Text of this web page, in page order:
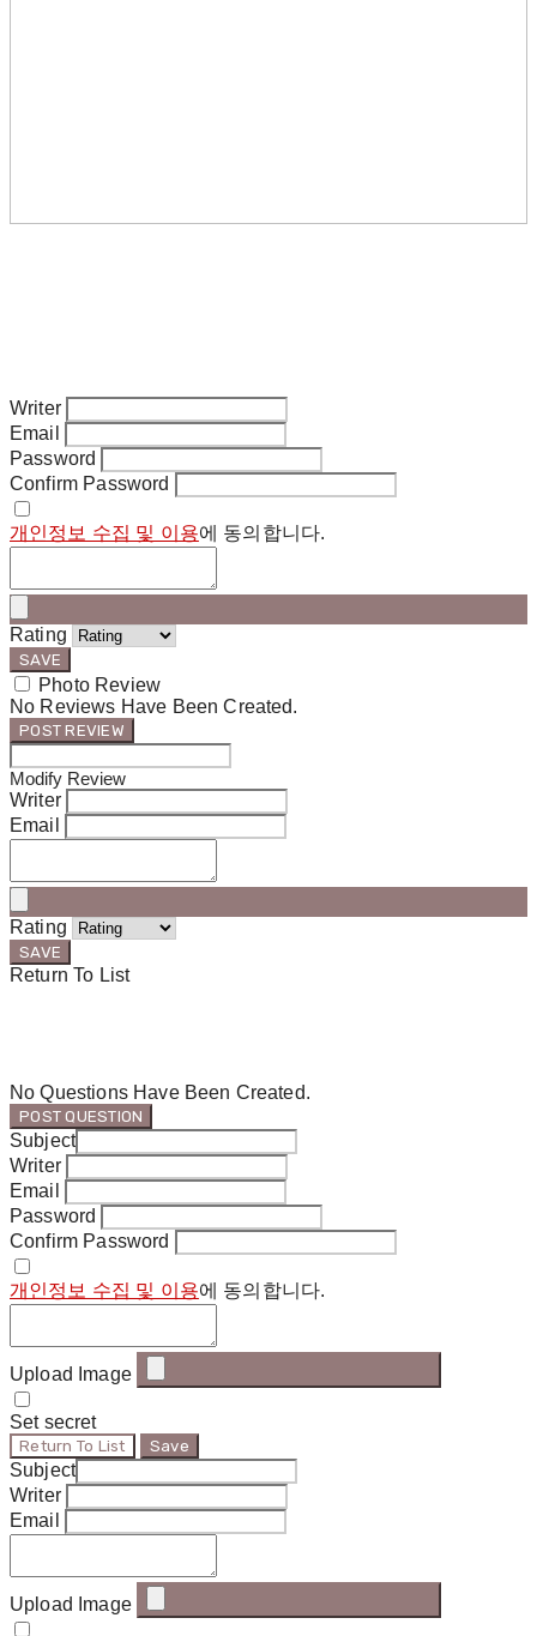
Writer
Email
Password
Confirm Password
개인정보 수집 및 이용에 동의합니다.
Rating
SAVE
Photo Review
No Reviews Have Been Created.
POST REVIEW
Modify Review
Writer
Email
Rating
SAVE
Return To List
No Questions Have Been Created.
POST QUESTION
Subject
Writer
Email
Password
Confirm Password
개인정보 수집 및 이용에 동의합니다.
Upload Image
Set secret
Return To List Save
Subject
Writer
Email
Upload Image